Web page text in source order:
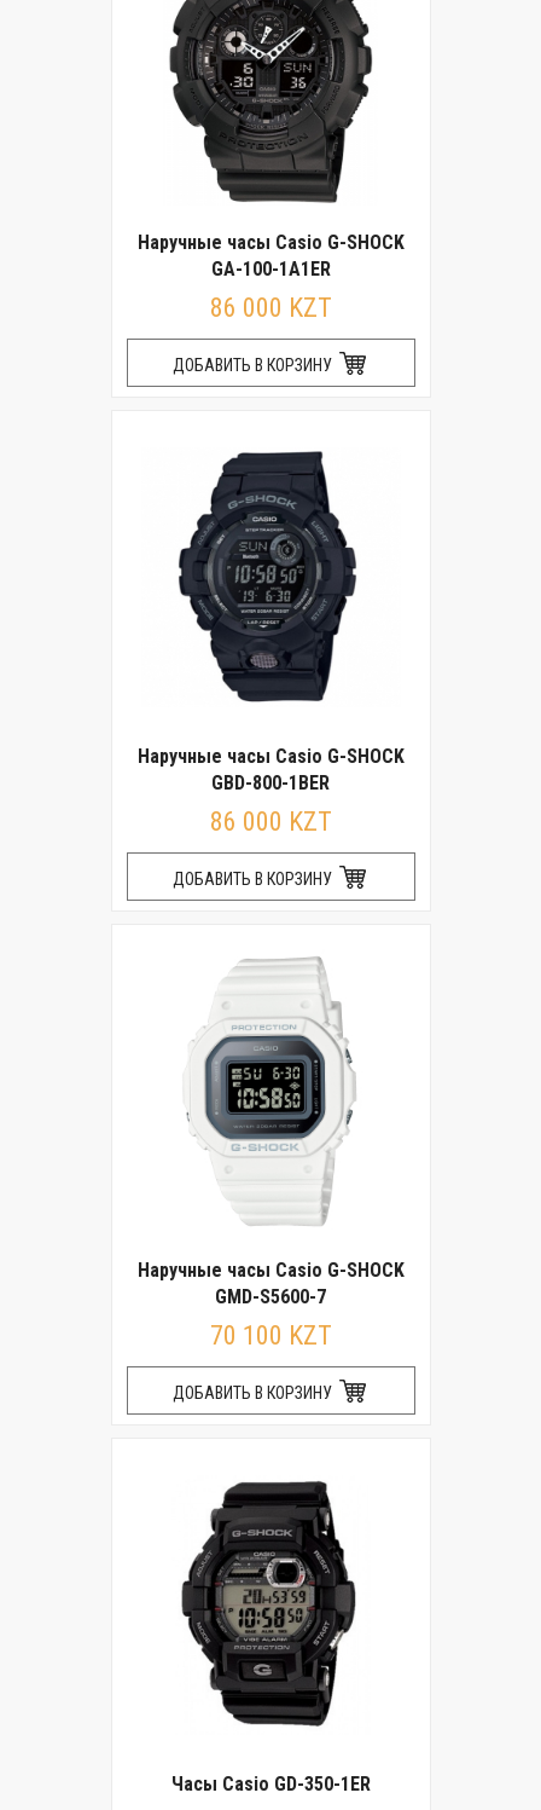
Наручные часы Casio G-SHOCK
GA-100-1A1ER
86 000 KZT
ДОБАВИТЬ В КОРЗИНУ
Наручные часы Casio G-SHOCK
GBD-800-1BER
86 000 KZT
ДОБАВИТЬ В КОРЗИНУ
Наручные часы Casio G-SHOCK
GMD-S5600-7
70 100 KZT
ДОБАВИТЬ В КОРЗИНУ
Часы Casio GD-350-1ER